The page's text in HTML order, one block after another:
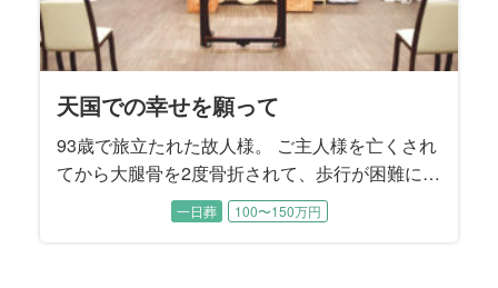
天国での幸せを願って
93歳で旅立たれた故人様。 ご主人様を亡くされ
てから大腿骨を2度骨折されて、歩行が困難にな
ったことから晩年は施設でお暮しでした。 施設
では癒し系の楽しい性格から、ちょっとしたア
一日葬 100〜150万円